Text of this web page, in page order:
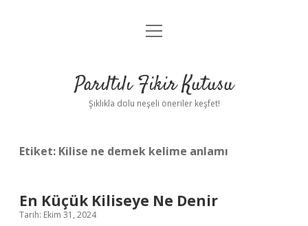
Anasayfa
Yasal Uyarı
menüyü
Parıltılı Fikir Kutusu
Şıklıkla dolu neşeli öneriler keşfet!
Etiket: Kilise ne demek kelime anlamı
En Küçük Kiliseye Ne Denir
Tarih: Ekim 31, 2024